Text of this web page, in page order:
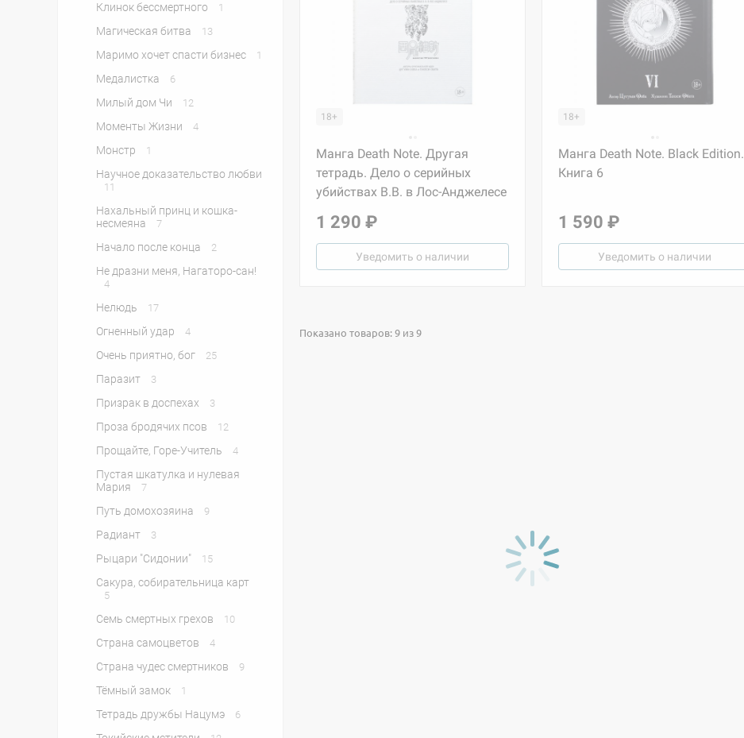
Клинок бессмертного 1
Магическая битва 13
Маримо хочет спасти бизнес 1
Медалистка 6
Милый дом Чи 12
Моменты Жизни 4
Монстр 1
Научное доказательство любви
11
Нахальный принц и кошка-
несмеяна
7
Начало после конца 2
Не дразни меня, Нагаторо-сан!
4
Нелюдь 17
Огненный удар 4
Очень приятно, бог 25
Паразит 3
Призрак в доспехах 3
Проза бродячих псов 12
Прощайте, Горе-Учитель 4
Пустая шкатулка и нулевая
Мария
7
Путь домохозяина 9
Радиант 3
Рыцари "Сидонии" 15
Сакура, собирательница карт
5
Семь смертных грехов 10
Страна самоцветов 4
Страна чудес смертников 9
Тёмный замок 1
Тетрадь дружбы Нацумэ 6
18+
Манга Death Note. Другая
тетрадь. Дело о серийных
убийствах B.B. в Лос-Анджелесе
1 290 ₽
Уведомить о наличии
18+
Манга Death Note. Black Edition.
Книга 6
1 590 ₽
Уведомить о наличии
Показано товаров: 9 из 9